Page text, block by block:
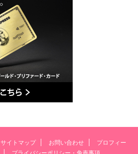
サイトマップ お問い合わせ
プロフィー